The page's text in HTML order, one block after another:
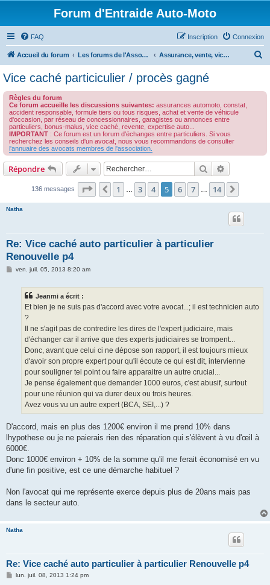
Forum d'Entraide Auto-Moto
FAQ Connexion
Inscription
Accueil du forum Les forums de l'Association des Avocats de l'Automobile Assurance, vente, vice cachés, responsabilité professionnelle des garagistes
h
Vice caché particiculier / procès gagné
Règles du forum
Ce forum accueille les discussions suivantes: assurances automoto, constat,
accident responsable, formule tiers ou tous risques, achat et vente de véhicule
d'occasion, par réseau de concessionnaires, garagistes ou annonces entre
particuliers, bonus-malus, vice caché, revente, expertise auto...
IMPORTANT : Ce forum est un forum d'échanges entre particuliers. Si vous
recherchez les conseils d'un avocat, nous vous recommandons de consulter
l'annuaire des avocats membres de l'association.
Répondre Rechercher
136 messages Page sur 14
Précédent
1 3 4 5 6 7 14
Natha
Re: Vice caché auto particulier à particulier
Renouvelle p4
Mven. juil. 05, 2013 8:20 am
Jeanmi a écrit :
Et bien je ne suis pas d'accord avec votre avocat...; il est technicien auto
?
Il ne s'agit pas de contredire les dires de l'expert judiciaire, mais
d'échanger car il arrive que des experts judiciaires se trompent...
Donc, avant que celui ci ne dépose son rapport, il est toujours mieux
d'avoir son propre expert pour qu'il écoute ce qui est dit, intervienne
pour souligner tel point ou faire apparaitre un autre crucial...
Je pense également que demander 1000 euros, c'est abusif, surtout
pour une réunion qui va durer deux ou trois heures.
Avez vous vu un autre expert (BCA, SEI,...) ?
D'accord, mais en plus des 1200€ environ il me prend 10% dans
lhypothese ou je ne paierais rien des réparation qui s'élèvent à vu d'œil à
6000€.
Donc 1000€ environ + 10% de la somme qu'il me ferait économisé en vu
d'une fin positive, est ce une démarche habituel ?
Non l'avocat qui me représente exerce depuis plus de 20ans mais pas
dans le secteur auto.
Natha
Re: Vice caché auto particulier à particulier Renouvelle p4
Mlun. juil. 08, 2013 1:24 pm